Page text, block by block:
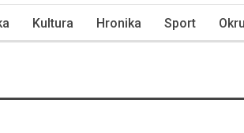
Kultura Hronika Sport